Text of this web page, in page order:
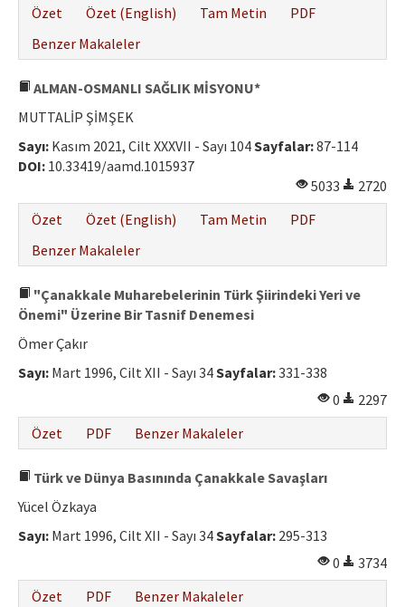
Özet Özet (English) Tam Metin
PDF
Benzer Makaleler
ALMAN-OSMANLI SAĞLIK MİSYONU*
MUTTALİP ŞİMŞEK
Sayı: Kasım 2021, Cilt XXXVII - Sayı 104Sayfalar:87-114
DOI: 10.33419/aamd.1015937
5033
2720
Özet
Özet (English) Tam Metin
PDF
Benzer Makaleler
"Çanakkale Muharebelerinin Türk Şiirindeki Yeri ve
Önemi" Üzerine Bir Tasnif Denemesi
Ömer Çakır
Sayı: Mart 1996, Cilt XII - Sayı 34Sayfalar:331-338
0
2297
Özet
PDF Benzer Makaleler
Türk ve Dünya Basınında Çanakkale Savaşları
Yücel Özkaya
Sayı: Mart 1996, Cilt XII - Sayı 34Sayfalar: 295-313
0
3734
Özet
PDF Benzer Makaleler